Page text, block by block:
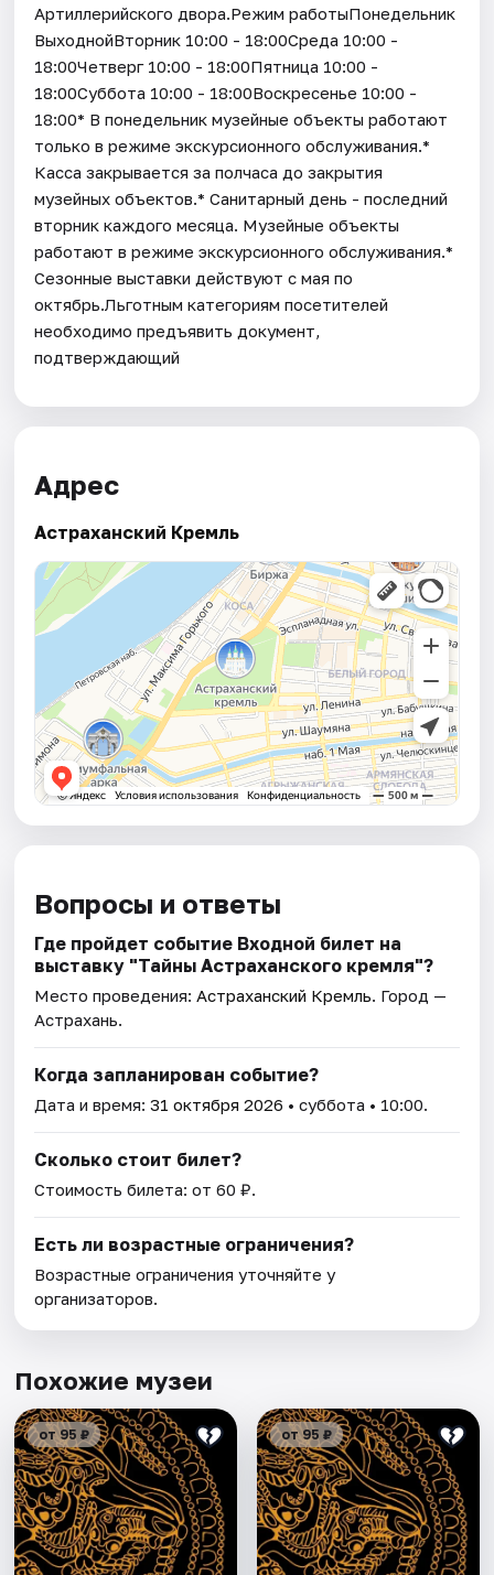
Артиллерийского двора.Режим работыПонедельник
ВыходнойВторник 10:00 - 18:00Среда 10:00 -
18:00Четверг 10:00 - 18:00Пятница 10:00 -
18:00Суббота 10:00 - 18:00Воскресенье 10:00 -
18:00* В понедельник музейные объекты работают
только в режиме экскурсионного обслуживания.*
Касса закрывается за полчаса до закрытия
музейных объектов.* Санитарный день - последний
вторник каждого месяца. Музейные объекты
работают в режиме экскурсионного обслуживания.*
Cезонные выставки действуют с мая по
октябрь.Льготным категориям посетителей
необходимо предъявить документ,
подтверждающий
Адрес
Астраханский Кремль
Вопросы и ответы
Где пройдет событие Входной билет на
выставку "Тайны Астраханского кремля"?
Место проведения:Астраханский Кремль. Город —
Астрахань.
Когда запланирован событие?
Дата и время:31 октября 2026 • суббота • 10:00.
Сколько стоит билет?
Стоимость билета: от 60 ₽.
Есть ли возрастные ограничения?
Возрастные ограничения уточняйте у
организаторов.
Похожие музеи
от 95 ₽ от 95 ₽